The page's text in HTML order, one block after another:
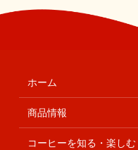
ホーム
商品情報
コーヒーを知る・楽しむ